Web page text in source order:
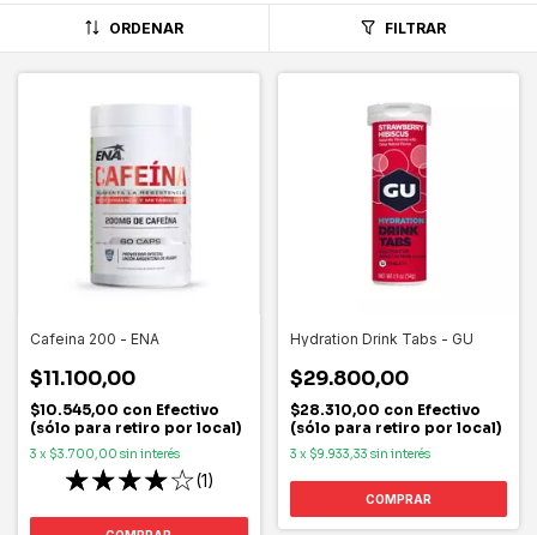
ORDENAR FILTRAR
Cafeina 200 - ENA
$11.100,00
$10.545,00 con Efectivo
(sólo para retiro por local)
3 x $3.700,00 sin interés
(1)
Hydration Drink Tabs - GU
$29.800,00
$28.310,00 con Efectivo
(sólo para retiro por local)
3 x $9.933,33 sin interés
COMPRAR